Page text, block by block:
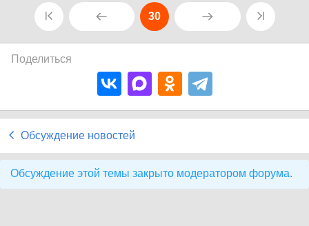
30
Поделиться
Обсуждение новостей
Обсуждение этой темы закрыто модератором форума.